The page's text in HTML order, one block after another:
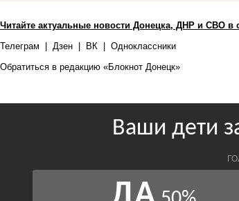
Читайте актуальные новости Донецка, ДНР и СВО в
Телеграм
Дзен ВК
Одноклассники
Обратиться в редакцию «Блокнот Донецк»